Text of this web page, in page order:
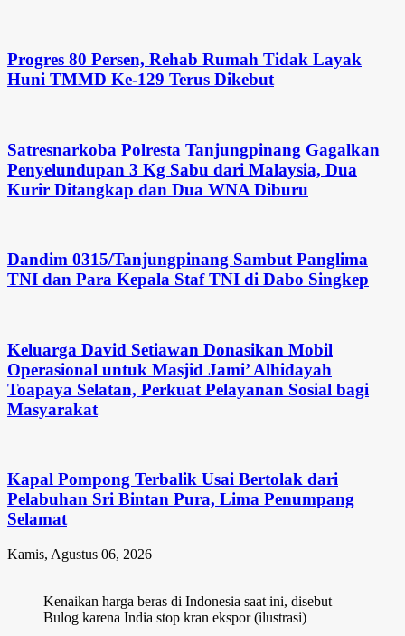
Progres 80 Persen, Rehab Rumah Tidak Layak
Huni TMMD Ke-129 Terus Dikebut
Satresnarkoba Polresta Tanjungpinang Gagalkan
Penyelundupan 3 Kg Sabu dari Malaysia, Dua
Kurir Ditangkap dan Dua WNA Diburu
Dandim 0315/Tanjungpinang Sambut Panglima
TNI dan Para Kepala Staf TNI di Dabo Singkep
Keluarga David Setiawan Donasikan Mobil
Operasional untuk Masjid Jami’ Alhidayah
Toapaya Selatan, Perkuat Pelayanan Sosial bagi
Masyarakat
Kapal Pompong Terbalik Usai Bertolak dari
Pelabuhan Sri Bintan Pura, Lima Penumpang
Selamat
Kamis, Agustus 06, 2026
Kenaikan harga beras di Indonesia saat ini, disebut
Bulog karena India stop kran ekspor (ilustrasi)